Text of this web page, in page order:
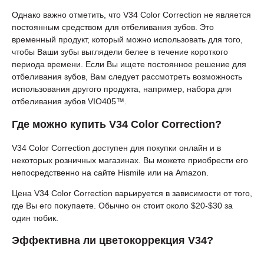
Однако важно отметить, что V34 Color Correction не является
постоянным средством для отбеливания зубов. Это
временный продукт, который можно использовать для того,
чтобы Ваши зубы выглядели белее в течение короткого
периода времени. Если Вы ищете постоянное решение для
отбеливания зубов, Вам следует рассмотреть возможность
использования другого продукта, например, набора для
отбеливания зубов VIO405™.
Где можно купить V34 Color Correction?
V34 Color Correction доступен для покупки онлайн и в
некоторых розничных магазинах. Вы можете приобрести его
непосредственно на сайте Hismile или на Amazon.
Цена V34 Color Correction варьируется в зависимости от того,
где Вы его покупаете. Обычно он стоит около $20-$30 за
один тюбик.
Эффективна ли цветокоррекция V34?